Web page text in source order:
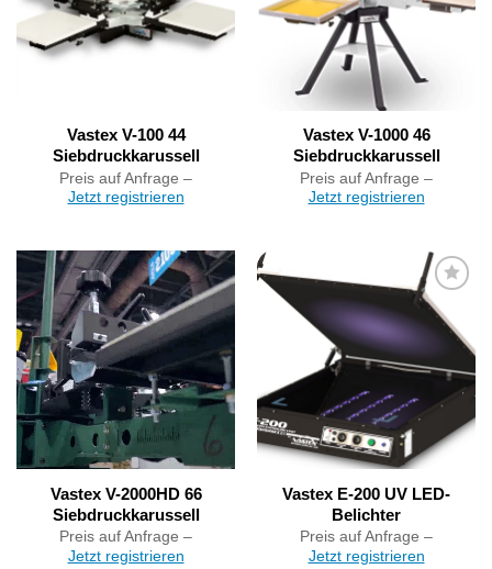
Vastex V-100 44
Siebdruckkarussell
Preis auf Anfrage –
Jetzt registrieren
Vastex V-1000 46
Siebdruckkarussell
Preis auf Anfrage –
Jetzt registrieren
Unmute Loaded:
0%
Progress:
0%
Vastex V-2000HD 66
Siebdruckkarussell
Preis auf Anfrage –
Jetzt registrieren
Artikel
merken
Vastex E-200 UV LED-
Belichter
Preis auf Anfrage –
Jetzt registrieren